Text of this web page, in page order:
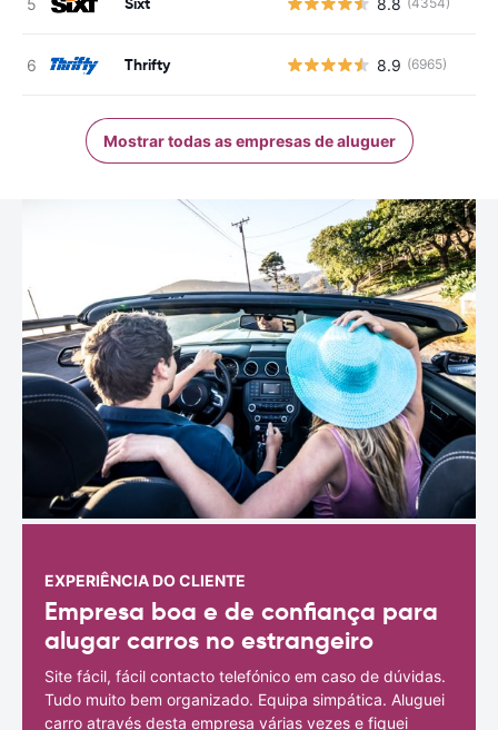
Thrifty 8.9 (6965)
Mostrar todas as empresas de aluguer
EXPERIÊNCIA DO CLIENTE
Empresa boa e de confiança para
alugar carros no estrangeiro
Site fácil, fácil contacto telefónico em caso de dúvidas.
Tudo muito bem organizado. Equipa simpática. Aluguei
carro através desta empresa várias vezes e fiquei